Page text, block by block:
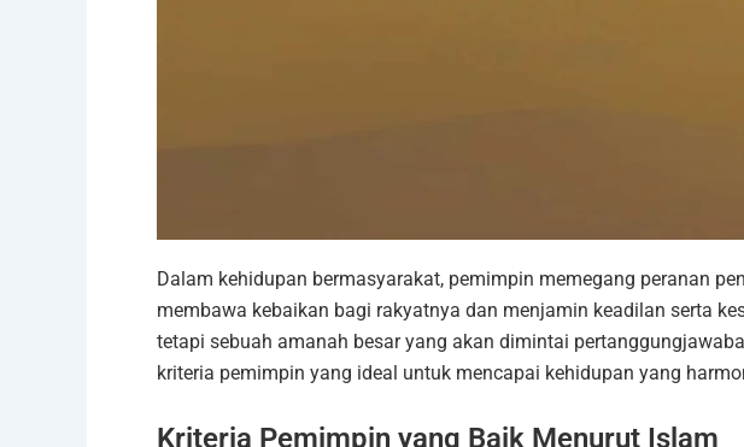
Dalam kehidupan bermasyarakat, pemimpin memegang peranan
membawa kebaikan bagi rakyatnya dan menjamin keadilan serta
tetapi sebuah amanah besar yang akan dimintai
kriteria pemimpin yang ideal untuk mencapai kehidupan yang
Kriteria Pemimpin yang Baik Menurut Islam